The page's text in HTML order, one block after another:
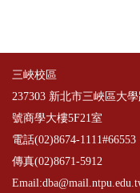
三峽校區
237303 新北市三峽區大學
號商學大樓5F21室
電話(02)8674-1111#66553
傳真(02)8671-5912